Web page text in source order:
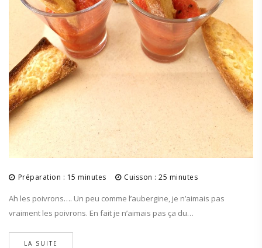
Préparation : 15 minutes Cuisson : 25 minutes
Ah les poivrons…. Un peu comme l’aubergine, je n’aimais pas
vraiment les poivrons. En fait je n’aimais pas ça du…
LA SUITE